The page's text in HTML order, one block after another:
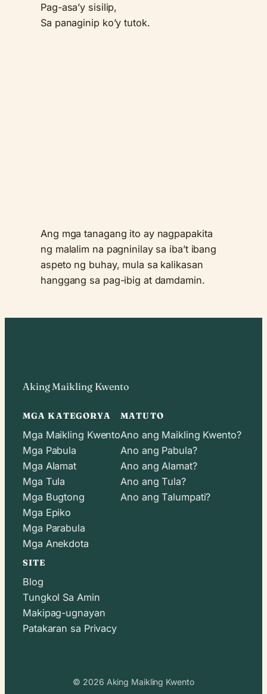
Pag-asa’y sisilip,
Sa panaginip ko’y tutok.
Ang mga tanagang ito ay nagpapakita
ng malalim na pagninilay sa iba’t ibang
aspeto ng buhay, mula sa kalikasan
hanggang sa pag-ibig at damdamin.
Aking Maikling Kwento
MGA KATEGORYA
Mga Maikling Kwento
Mga Pabula
Mga Alamat
Mga Tula
Mga Bugtong
Mga Epiko
Mga Parabula
Mga Anekdota
MATUTO
Ano ang Maikling Kwento?
Ano ang Pabula?
Ano ang Alamat?
Ano ang Tula?
Ano ang Talumpati?
SITE
Blog
Tungkol Sa Amin
Makipag-ugnayan
Patakaran sa Privacy
© 2026 Aking Maikling Kwento